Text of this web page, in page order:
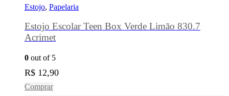
Estojo, Papelaria
Estojo Escolar Teen Box Verde Limão 830.7
Acrimet
0 out of 5
R$ 12,90
Comprar